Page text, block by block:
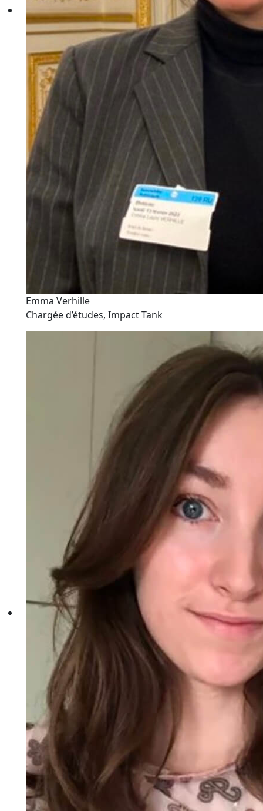
Emma Verhille
Chargée d’études, Impact Tank